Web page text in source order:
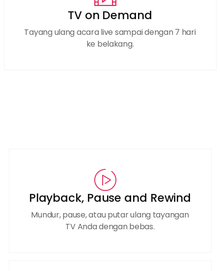
TV on Demand
Tayang ulang acara live sampai dengan 7 hari
ke belakang.
Playback, Pause and Rewind
Mundur, pause, atau putar ulang tayangan
TV Anda dengan bebas.